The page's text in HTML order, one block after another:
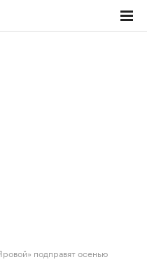
подправят осенью